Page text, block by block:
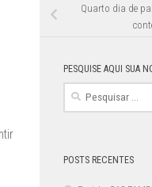
Quarto dia de
PESQUISE AQUI SUA
Pesquisar
POSTS RECENTES